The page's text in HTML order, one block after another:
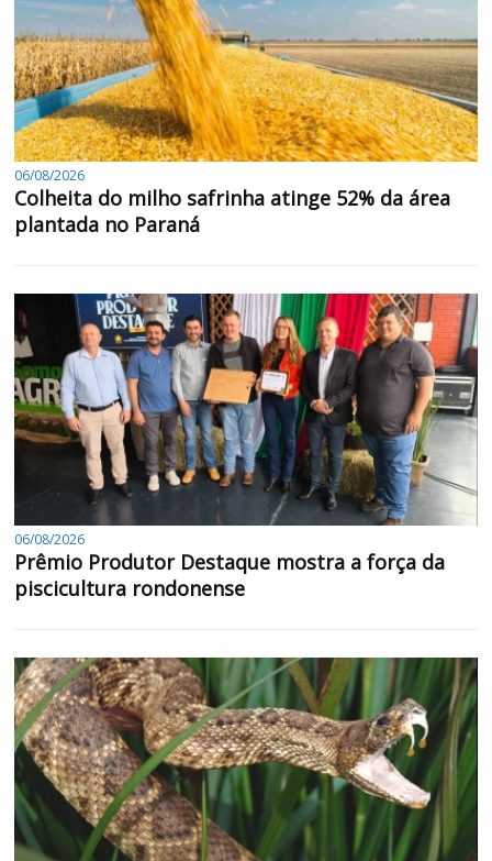
06/08/2026
Colheita do milho safrinha atinge 52% da área
plantada no Paraná
06/08/2026
Prêmio Produtor Destaque mostra a força da
piscicultura rondonense